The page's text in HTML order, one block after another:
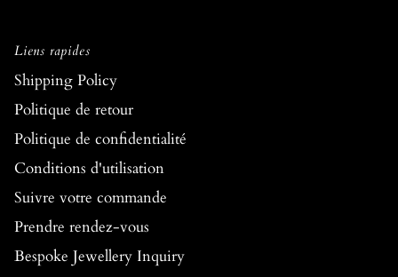
Liens rapides
Shipping Policy
Politique de retour
Politique de confidentialité
Conditions d'utilisation
Suivre votre commande
Prendre rendez-vous
Bespoke Jewellery Inquiry